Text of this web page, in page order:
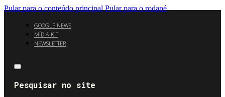
Pular para o conteúdo principal Pular para o rodapé
GOOGLE NEWS
MÍDIA KIT
NEWSLETTER
Pesquisar no site